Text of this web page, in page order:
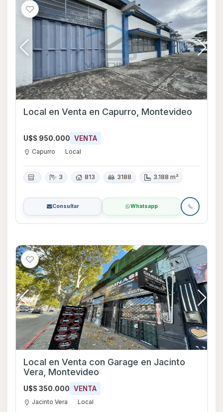
Local en Venta en Capurro, Montevideo
U$S 950.000 VENTA
Capurro Local
3 813 3188 3.188 m²
Consultar Whatsapp
Local en Venta con Garage en Jacinto
Vera, Montevideo
U$S 350.000 VENTA
Jacinto Vera Local